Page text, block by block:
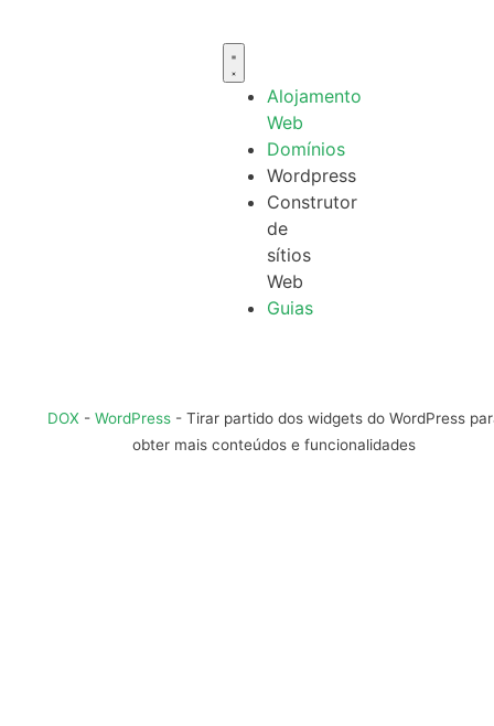
Alojamento
Web
Domínios
Wordpress
Construtor
de
sítios
Web
Guias
DOX - WordPress- Tirar partido dos widgets do WordPress
obter mais conteúdos e funcionalidades